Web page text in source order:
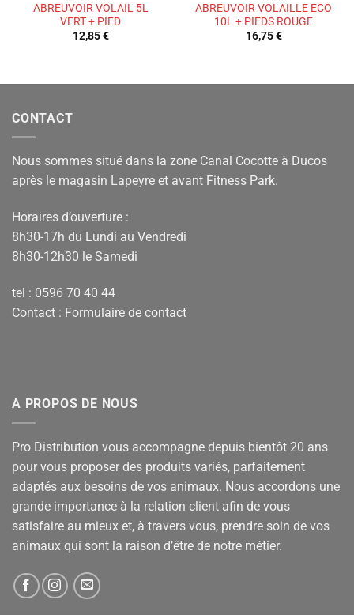
ABREUVOIR VOLAIL 5L
VERT + PIED
12,85€
ABREUVOIR VOLAILLE ECO
10L + PIEDS ROUGE
16,75€
CONTACT
Nous sommes situé dans la zone Canal Cocotte à Ducos
après le magasin Lapeyre et avant Fitness Park.
Horaires d’ouverture :
8h30-17h du Lundi au Vendredi
8h30-12h30 le Samedi
tel : 0596 70 40 44
Contact : Formulaire de contact
A PROPOS DE NOUS
Pro Distribution vous accompagne depuis bientôt 20 ans
pour vous proposer des produits variés, parfaitement
adaptés aux besoins de vos animaux. Nous accordons une
grande importance à la relation client afin de vous
satisfaire au mieux et, à travers vous, prendre soin de vos
animaux qui sont la raison d’être de notre métier.